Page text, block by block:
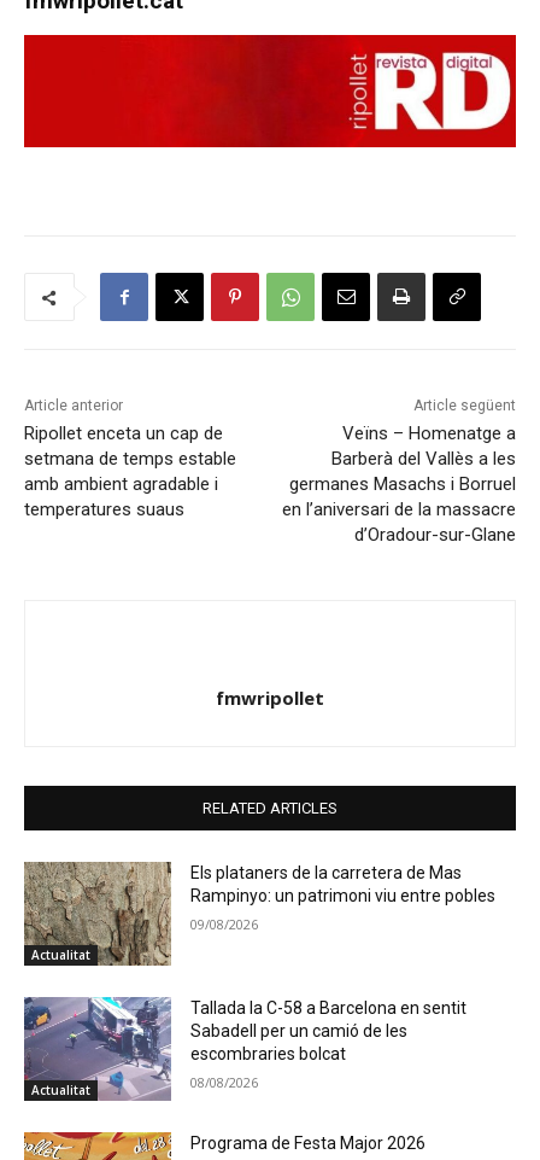
Article anterior
Ripollet enceta un cap de
setmana de temps estable
amb ambient agradable i
temperatures suaus
Article següent
Veïns – Homenatge a
Barberà del Vallès a les
germanes Masachs i Borruel
en l’aniversari de la massacre
d’Oradour-sur-Glane
fmwripollet
RELATED ARTICLES
Actualitat
Els plataners de la carretera de Mas
Rampinyo: un patrimoni viu entre pobles
09/08/2026
Actualitat
Tallada la C-58 a Barcelona en sentit
Sabadell per un camió de les
escombraries bolcat
08/08/2026
Programa de Festa Major 2026